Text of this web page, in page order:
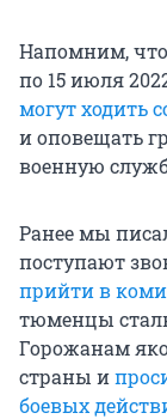
Напомним,
по 15 июля
могут ходить
и оповещать
военную
Ранее мы
поступают
прийти в
тюменцы
Горожанам
страны и
боевых